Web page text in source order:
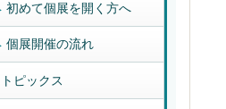
初めて個展を開く方へ
個展開催の流れ
トピックス